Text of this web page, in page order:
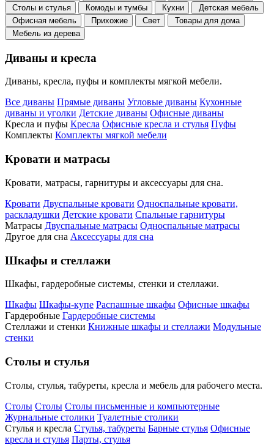
Столы и стулья
Комоды и тумбы Кухни
Детская мебель
Офисная мебель
Прихожие Свет
Товары для дома
Мебель из дерева
Диваны и кресла
Диваны, кресла, пуфы и комплекты мягкой мебели.
Все диваны Прямые диваны Угловые диваны Кухонные
диваны и уголки Детские диваны Офисные диваны
Кресла и пуфы Кресла Офисные кресла и стулья Пуфы
Комплекты Комплекты мягкой мебели
Кровати и матрасы
Кровати, матрасы, гарнитуры и аксессуары для сна.
Кровати Двуспальные кровати Односпальные кровати,
раскладушки Детские кровати Спальные гарнитуры
Матрасы Двуспальные матрасы Односпальные матрасы
Другое для сна Аксессуары для сна
Шкафы и стеллажи
Шкафы, гардеробные системы, стенки и стеллажи.
Шкафы Шкафы-купе Распашные шкафы Офисные шкафы
Гардеробные Гардеробные системы
Стеллажи и стенки Книжные шкафы и стеллажи Модульные
стенки
Столы и стулья
Столы, стулья, табуреты, кресла и мебель для рабочего места.
Столы Столы Столы письменные и компьютерные
Журнальные столики Туалетные столики
Стулья и кресла Стулья, табуреты Барные стулья Офисные
кресла и стулья Парты, стулья